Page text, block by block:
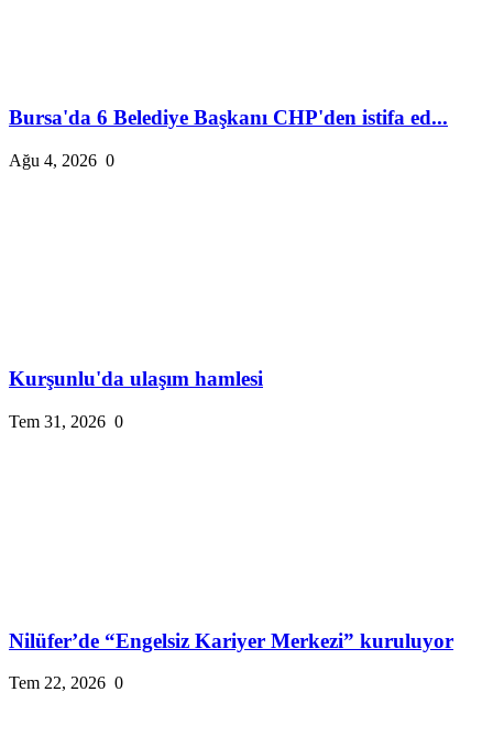
Bursa'da 6 Belediye Başkanı CHP'den istifa ed...
Ağu 4, 2026 0
Kurşunlu'da ulaşım hamlesi
Tem 31, 2026 0
Nilüfer’de “Engelsiz Kariyer Merkezi” kuruluyor
Tem 22, 2026 0